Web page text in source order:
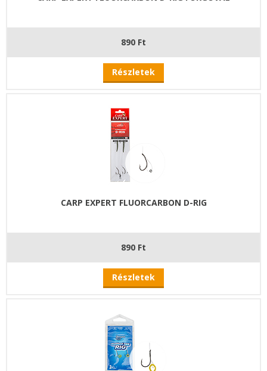
890 Ft
Részletek
CARP EXPERT FLUORCARBON D-RIG
890 Ft
Részletek